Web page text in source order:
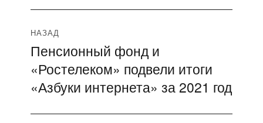
Навигация
по
записям
НАЗАД
Предыдущая
запись:
Пенсионный фонд и
«Ростелеком» подвели итоги
«Азбуки интернета» за 2021 год